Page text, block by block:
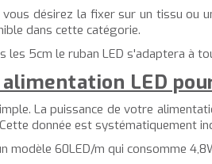
désirez la fixer sur un tissu ou
dans cette catégorie.
les 5cm le ruban LED s'adaptera à
LED
La puissance de votre
donnée est systématiquement
modèle 60LED/m qui consomme